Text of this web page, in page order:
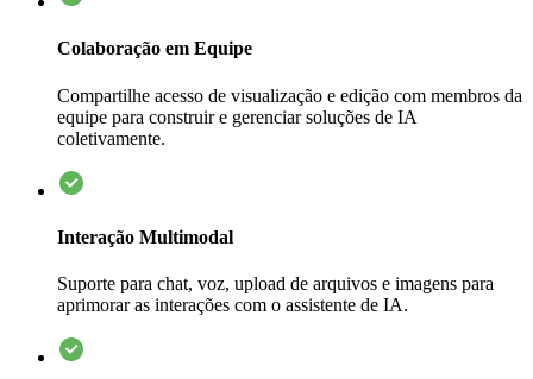
Colaboração em Equipe
Compartilhe acesso de visualização e edição com membros da
equipe para construir e gerenciar soluções de IA
coletivamente.
Interação Multimodal
Suporte para chat, voz, upload de arquivos e imagens para
aprimorar as interações com o assistente de IA.